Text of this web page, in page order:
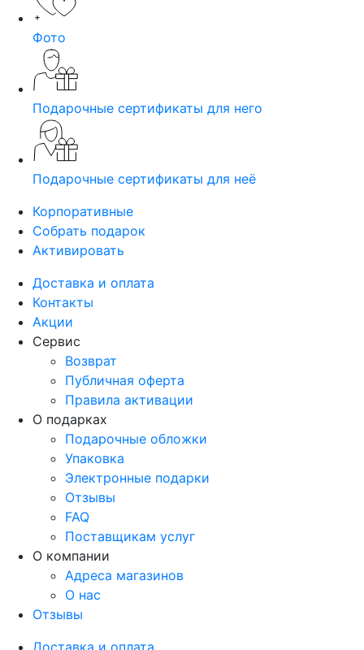
Фото
Подарочные сертификаты для него
Подарочные сертификаты для неё
Корпоративные
Собрать подарок
Активировать
Доставка и оплата
Контакты
Акции
Сервис
Возврат
Публичная оферта
Правила активации
О подарках
Подарочные обложки
Упаковка
Электронные подарки
Отзывы
FAQ
Поставщикам услуг
О компании
Адреса магазинов
О нас
Отзывы
Доставка и оплата